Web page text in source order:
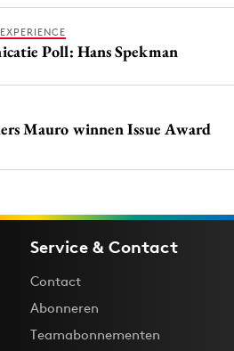
Poll: Hans Spekman
Mauro winnen Issue Award
Service & Contact
Contact
Abonneren
Teamabonnementen